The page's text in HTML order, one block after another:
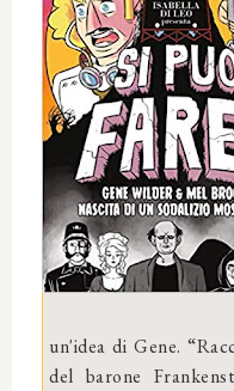
un'idea di Gene.
del barone